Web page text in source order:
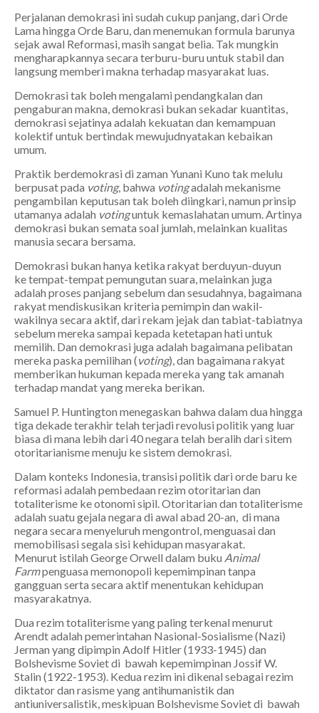
Perjalanan demokrasi ini sudah cukup panjang, dari Orde
Lama hingga Orde Baru, dan menemukan formula barunya
sejak awal Reformasi, masih sangat belia. Tak mungkin
mengharapkannya secara terburu-buru untuk stabil dan
langsung memberi makna terhadap masyarakat luas.
Demokrasi tak boleh mengalami pendangkalan dan
pengaburan makna, demokrasi bukan sekadar kuantitas,
demokrasi sejatinya adalah kekuatan dan kemampuan
kolektif untuk bertindak mewujudnyatakan kebaikan
umum.
Praktik berdemokrasi di zaman Yunani Kuno tak melulu
berpusat pada voting, bahwa votingadalah mekanisme
pengambilan keputusan tak boleh diingkari, namun prinsip
utamanya adalah votinguntuk kemaslahatan umum. Artinya
demokrasi bukan semata soal jumlah, melainkan kualitas
manusia secara bersama.
Demokrasi bukan hanya ketika rakyat berduyun-duyun
ke tempat-tempat pemungutan suara, melainkan juga
adalah proses panjang sebelum dan sesudahnya, bagaimana
rakyat mendiskusikan kriteria pemimpin dan wakil-
wakilnya secara aktif, dari rekam jejak dan tabiat-tabiatnya
sebelum mereka sampai kepada ketetapan hati untuk
memilih. Dan demokrasi juga adalah bagaimana pelibatan
mereka paska pemilihan (voting), dan bagaimana rakyat
memberikan hukuman kepada mereka yang tak amanah
terhadap mandat yang mereka berikan.
Samuel P. Huntington menegaskan bahwa dalam dua hingga
tiga dekade terakhir telah terjadi revolusi politik yang luar
biasa di mana lebih dari 40 negara telah beralih dari sitem
otoritarianisme menuju ke sistem demokrasi.
Dalam konteks Indonesia, transisi politik dari orde baru ke
reformasi adalah pembedaan rezim otoritarian dan
totaliterisme ke otonomi sipil. Otoritarian dan totaliterisme
adalah suatu gejala negara di awal abad 20-an, di mana
negara secara menyeluruh mengontrol, menguasai dan
memobilisasi segala sisi kehidupan masyarakat.
Menurut istilah George Orwell dalam buku Animal
Farmpenguasa memonopoli kepemimpinan tanpa
gangguan serta secara aktif menentukan kehidupan
masyarakatnya.
Dua rezim totaliterisme yang paling terkenal menurut
Arendt adalah pemerintahan Nasional-Sosialisme (Nazi)
Jerman yang dipimpin Adolf Hitler (1933-1945) dan
Bolshevisme Soviet di bawah kepemimpinan Jossif W.
Stalin (1922-1953). Kedua rezim ini dikenal sebagai rezim
diktator dan rasisme yang antihumanistik dan
antiuniversalistik, meskipuan Bolshevisme Soviet di bawah